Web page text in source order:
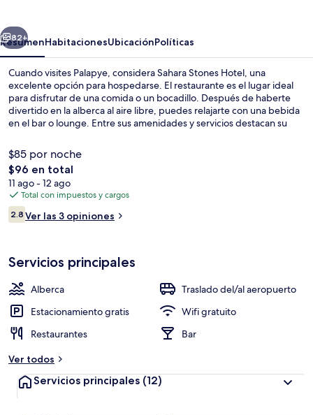
Siguiente
82+
ResumenHabitacionesUbicaciónPolíticas
Cuando visites Palapye, considera Sahara Stones Hotel, una
excelente opción para hospedarse. El restaurante es el lugar ideal
para disfrutar de una comida o un bocadillo. Después de haberte
divertido en la alberca al aire libre, puedes relajarte con una bebida
en el bar o lounge. Entre sus amenidades y servicios destacan su
$85 por noche
El
precio
total
es
de
$96 en total
11 ago - 12 ago
Total con impuestos y cargos
Opiniones
2.82.8 de 10,
Ver las 3 opiniones
Servicios principales
Alberca
Traslado del/al aeropuerto
Estacionamiento gratis
Wifi gratuito
Restaurantes
Bar
Ver todos
Servicios principales (12)